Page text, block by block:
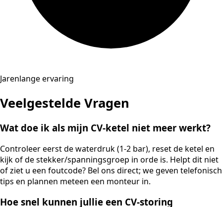
Jarenlange ervaring
Veelgestelde Vragen
Wat doe ik als mijn CV-ketel niet meer werkt?
Controleer eerst de waterdruk (1-2 bar), reset de ketel en
kijk of de stekker/spanningsgroep in orde is. Helpt dit niet
of ziet u een foutcode? Bel ons direct; we geven telefonisch
tips en plannen meteen een monteur in.
Hoe snel kunnen jullie een CV-storing